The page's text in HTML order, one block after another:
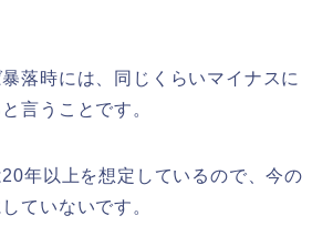
落時には、同じくらいマイナスに
言うことです。
年以上を想定しているので、今の
ていないです。